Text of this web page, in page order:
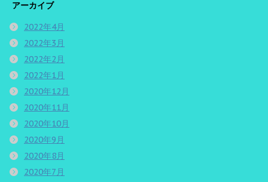
アーカイブ
2022年4月
2022年3月
2022年2月
2022年1月
2020年12月
2020年11月
2020年10月
2020年9月
2020年8月
2020年7月